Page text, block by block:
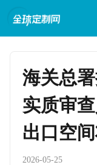
海关总
实质审
出口空
2026-05-25